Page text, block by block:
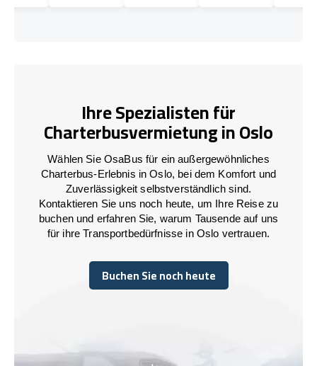
Ihre Spezialisten für
Charterbusvermietung in Oslo
Wählen Sie OsaBus für ein außergewöhnliches
Charterbus-Erlebnis in Oslo, bei dem Komfort und
Zuverlässigkeit selbstverständlich sind.
Kontaktieren Sie uns noch heute, um Ihre Reise zu
buchen und erfahren Sie, warum Tausende auf uns
für ihre Transportbedürfnisse in Oslo vertrauen.
Buchen Sie noch heute
Buchen Sie noch heute